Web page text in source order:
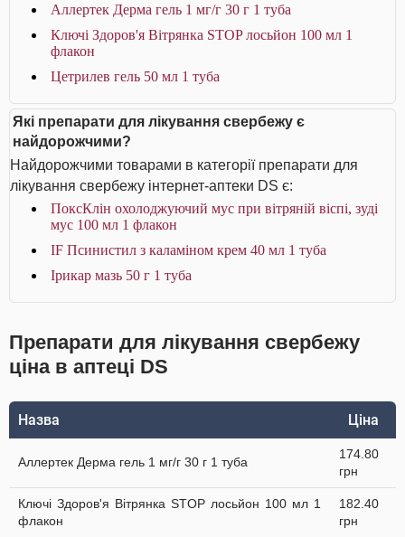
Аллертек Дерма гель 1 мг/г 30 г 1 туба
Ключі Здоров'я Вітрянка STOP лосьйон 100 мл 1
флакон
Цетрилев гель 50 мл 1 туба
Які препарати для лікування свербежу є
найдорожчими?
Найдорожчими товарами в категорії препарати для
лікування свербежу інтернет-аптеки DS є:
ПоксКлін охолоджуючий мус при вітряній віспі, зуді
мус 100 мл 1 флакон
IF Псинистил з каламіном крем 40 мл 1 туба
Ірикар мазь 50 г 1 туба
Препарати для лікування свербежу
ціна в аптеці DS
Назва Ціна
Аллертек Дерма гель 1 мг/г 30 г 1 туба
174.80
грн
Ключі Здоров'я Вітрянка STOP лосьйон 100 мл 1
флакон
182.40
грн